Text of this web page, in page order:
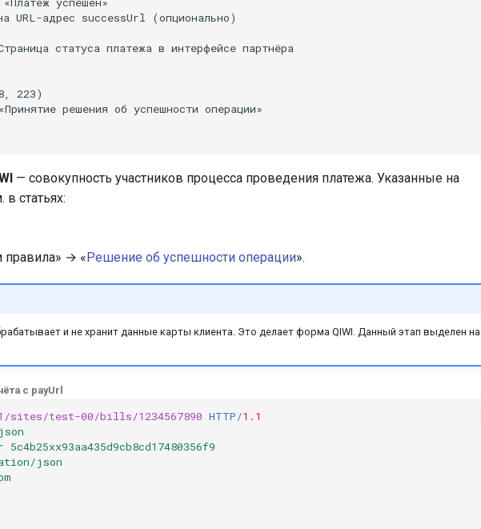
URL-адрес successUrl (опционально)
статуса платежа в интерфейсе партнёра
223)
решения об успешности операции»
— совокупность участников процесса проведения платежа. Указанные на
статьях:
→ « Решение об успешности операции».
и не хранит данные карты клиента. Это делает форма QIWI. Данный этап выделен на
с payUrl
sites/test-00/bills/1234567890 HTTP/1.1
5c4b25xx93aa435d9cb8cd17480356f9
json